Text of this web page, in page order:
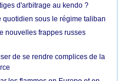
d'arbitrage au kendo ?
quotidien sous le régime taliban
nouvelles frappes russes
de se rendre complices de la